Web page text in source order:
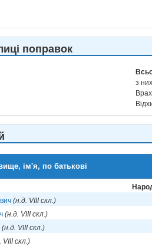
поправок
з
ім'я, по батькові
(н.д. VIII скл.)
(н.д. VIII скл.)
(н.д. VIII скл.)
VIII скл.)